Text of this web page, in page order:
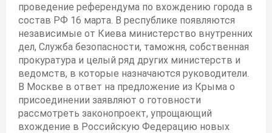
проведение референдума по вхождению города в
состав РФ 16 марта. В республике появляются
независимые от Киева министерство внутренних
дел, Служба безопасности, таможня, собственная
прокуратура и целый ряд других министерств и
ведомств, в которые назначаются руководители.
В Москве в ответ на предложение из Крыма о
присоединении заявляют о готовности
рассмотреть законопроект, упрощающий
вхождение в Российскую Федерацию новых